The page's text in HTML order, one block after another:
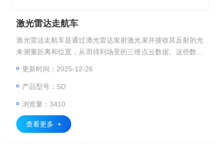
激光雷达走航车
激光雷达走航车是通过激光雷达发射激光束并接收其反射的光
来测量距离和位置，从而得到场景的三维点云数据。这些数据
更新时间：2025-12-26
产品型号：SD
浏览量：3410
查看更多 +